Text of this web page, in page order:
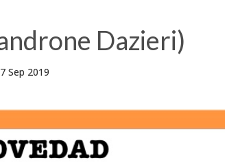
Dazieri)
Sep 2019